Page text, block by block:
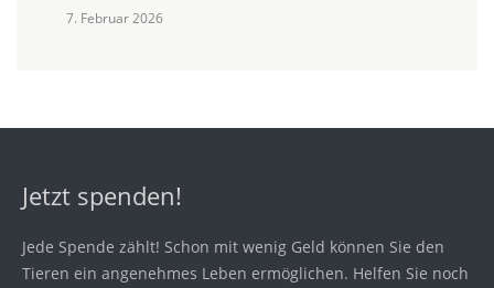
7. Februar 2026
Jetzt spenden!
Jede Spende zählt! Schon mit wenig Geld können Sie den
Tieren ein angenehmes Leben ermöglichen. Helfen Sie noch